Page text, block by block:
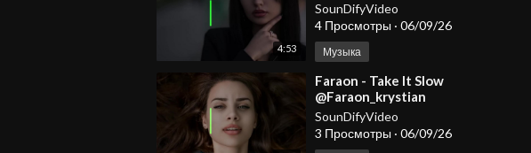
4:53
SounDifyVideo
4 Просмотры · 06/09/26
Музыка
⁣Faraon - Take It Slow
@Faraon_krystian
SounDifyVideo
3 Просмотры · 06/09/26